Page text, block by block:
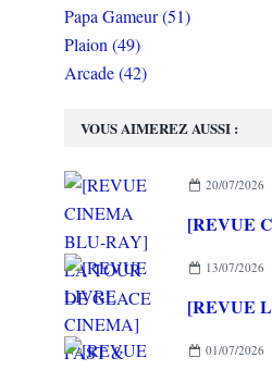
VOUS AIMEREZ AUSSI :
20/07/2026
13/07/2026
01/07/2026
Papa Gameur (51)
Plaion (49)
Arcade (42)